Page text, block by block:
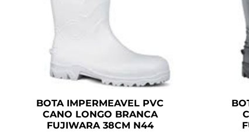
BOTA IMPERMEAVEL PVC
CANO LONGO BRANCA
FUJIWARA 38CM N44